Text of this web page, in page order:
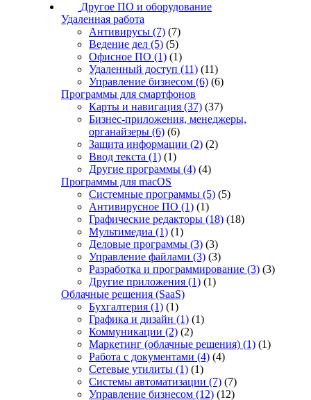
Другое ПО и оборудование
Удаленная работа
Антивирусы (7) (7)
Ведение дел (5) (5)
Офисное ПО (1) (1)
Удаленный доступ (11) (11)
Управление бизнесом (6) (6)
Программы для смартфонов
Карты и навигация (37) (37)
Бизнес-приложения, менеджеры,
органайзеры (6) (6)
Защита информации (2) (2)
Ввод текста (1) (1)
Другие программы (4) (4)
Программы для macOS
Системные программы (5) (5)
Антивирусное ПО (1) (1)
Графические редакторы (18) (18)
Мультимедиа (1) (1)
Деловые программы (3) (3)
Управление файлами (3) (3)
Разработка и программирование (3) (3)
Другие приложения (1) (1)
Облачные решения (SaaS)
Бухгалтерия (1) (1)
Графика и дизайн (1) (1)
Коммуникации (2) (2)
Маркетинг (облачные решения) (1) (1)
Работа с документами (4) (4)
Сетевые утилиты (1) (1)
Системы автоматизации (7) (7)
Управление бизнесом (12) (12)